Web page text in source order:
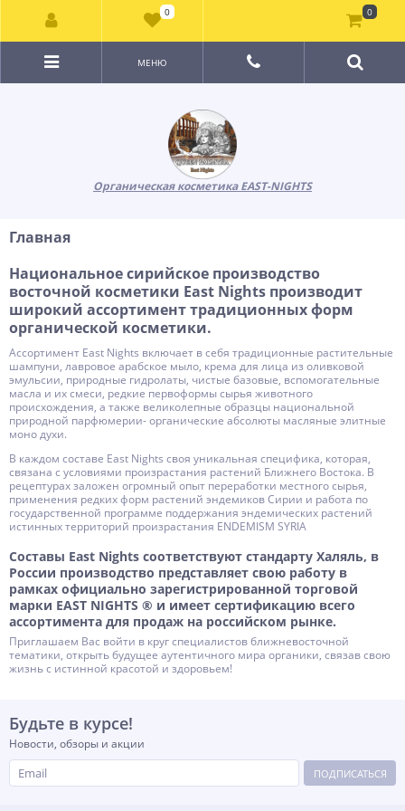
Органическая косметика EAST-NIGHTS
МЕНЮ
Главная
Национальное сирийское производство
восточной косметики East Nights производит
широкий ассортимент традиционных форм
органической косметики.
Ассортимент East Nights включает в себя традиционные растительные
шампуни, лавровое арабское мыло, крема для лица из оливковой
эмульсии, природные гидролаты, чистые базовые, вспомогательные
масла и их смеси, редкие первоформы сырья животного
происхождения, а также великолепные образцы национальной
природной парфюмерии- органические абсолюты масляные элитные
моно духи.
В каждом составе East Nights своя уникальная специфика, которая,
связана с условиями произрастания растений Ближнего Востока. В
рецептурах заложен огромный опыт переработки местного сырья,
применения редких форм растений эндемиков Сирии и работа по
государственной программе поддержания эндемических растений
истинных территорий произрастания ENDEMISM SYRIA
Составы East Nights соответствуют стандарту Халяль, в
России производство представляет свою работу в
рамках официально зарегистрированной торговой
марки EAST NIGHTS ® и имеет сертификацию всего
ассортимента для продаж на российском рынке.
Приглашаем Вас войти в круг специалистов ближневосточной
тематики, открыть будущее аутентичного мира органики, связав свою
жизнь с истинной красотой и здоровьем!
Будьте в курсе!
Новости, обзоры и акции
ПОДПИСАТЬСЯ
0 0